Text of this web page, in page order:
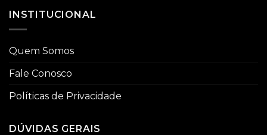
INSTITUCIONAL
Quem Somos
Fale Conosco
Políticas de Privacidade
DÚVIDAS GERAIS